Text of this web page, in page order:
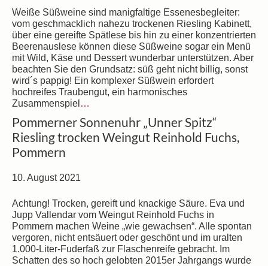
Weiße Süßweine sind manigfaltige Essenesbegleiter:
vom geschmacklich nahezu trockenen Riesling Kabinett,
über eine gereifte Spätlese bis hin zu einer konzentrierten
Beerenauslese können diese Süßweine sogar ein Menü
mit Wild, Käse und Dessert wunderbar unterstützen. Aber
beachten Sie den Grundsatz: süß geht nicht billig, sonst
wird´s pappig! Ein komplexer Süßwein erfordert
hochreifes Traubengut, ein harmonisches
Zusammenspiel …
Pommerner Sonnenuhr „Unner Spitz“
Riesling trocken Weingut Reinhold Fuchs,
Pommern
10. August 2021
Achtung! Trocken, gereift und knackige Säure. Eva und
Jupp Vallendar vom Weingut Reinhold Fuchs in
Pommern machen Weine „wie gewachsen“. Alle spontan
vergoren, nicht entsäuert oder geschönt und im uralten
1.000-Liter-Fuderfaß zur Flaschenreife gebracht. Im
Schatten des so hoch gelobten 2015er Jahrgangs wurde